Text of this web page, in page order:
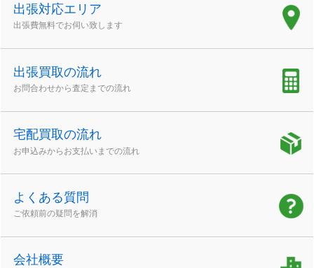
出張対応エリア
出張費無料でお伺い致します
出張買取の流れ
お問合わせから査定までの流れ
宅配買取の流れ
お申込みからお支払いまでの流れ
よくある質問
ご依頼前の疑問を解消
会社概要